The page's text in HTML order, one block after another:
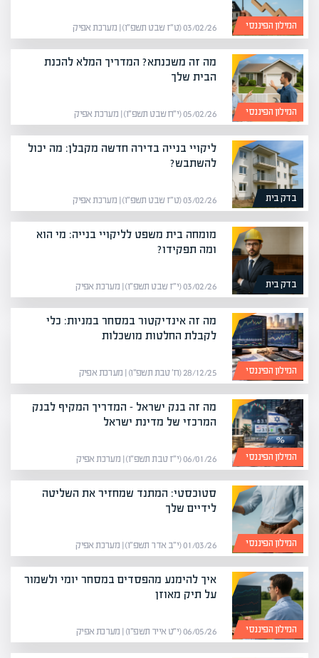
המילון הפיננסי 03/02/26 (ט״ז שבט תשפ״ו) | מערכת אפיק
המילון הפיננסי
מה זה משכנתא? המדריך המלא להכנת
הבית שלך
05/02/26 (י״ח שבט תשפ״ו) | מערכת אפיק
בדק בית
ליקויי בנייה בדירה חדשה מקבלן: מה יכול
להשתבש?
03/02/26 (ט״ז שבט תשפ״ו) | מערכת אפיק
בדק בית
מומחה בית משפט לליקויי בנייה: מי הוא
ומה תפקידו?
03/02/26 (י״ז שבט תשפ״ו) | מערכת אפיק
המילון הפיננסי
מה זה אינדיקטור במסחר במניות: כלי
לקבלת החלטות מושכלות
28/12/25 (ח׳ טבת תשפ״ו) | מערכת אפיק
המילון הפיננסי
מה זה בנק ישראל – המדריך המקיף לבנק
המרכזי של מדינת ישראל
06/01/26 (י״ז טבת תשפ״ו) | מערכת אפיק
המילון הפיננסי
סטוכסטי: המתנד שמחזיר את השליטה
לידיים שלך
01/03/26 (י״ב אדר תשפ״ו) | מערכת אפיק
המילון הפיננסי
איך להימנע מהפסדים במסחר יומי ולשמור
על תיק מאוזן
06/05/26 (י״ט אייר תשפ״ו) | מערכת אפיק